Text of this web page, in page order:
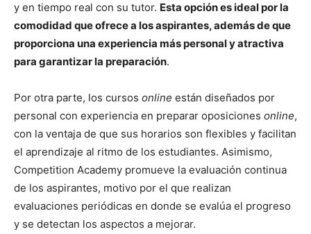
y en tiempo real con su tutor. Esta opción es ideal por la
comodidad que ofrece a los aspirantes, además de que
proporciona una experiencia más personal y atractiva
para garantizar la preparación.
Por otra parte, los cursos online están diseñados por
personal con experiencia en preparar oposiciones online,
con la ventaja de que sus horarios son flexibles y facilitan
el aprendizaje al ritmo de los estudiantes. Asimismo,
Competition Academy promueve la evaluación continua
de los aspirantes, motivo por el que realizan
evaluaciones periódicas en donde se evalúa el progreso
y se detectan los aspectos a mejorar.